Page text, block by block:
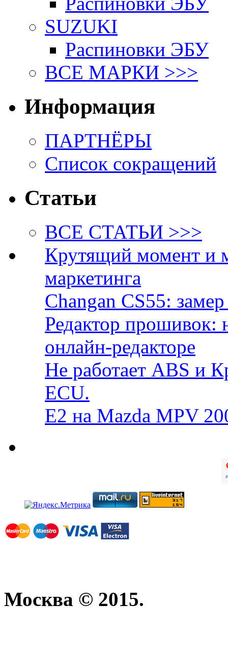
SUZUKI
Распиновки ЭБУ
ВСЕ МАРКИ >>>
Информация
ПАРТНЁРЫ
Список сокращений
Статьи
ВСЕ СТАТЬИ >>>
Крутящий момент и
маркетинга
Changan CS55:
Редактор прошивок:
онлайн-редакторе
Не работает ABS и
ECU.
E2 на Mazda MPV
Москва © 2015.